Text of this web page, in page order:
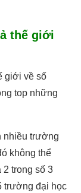
thế giới
giới về số
top những
nhiều trường
không thể
2 trong số 3
trường đại học